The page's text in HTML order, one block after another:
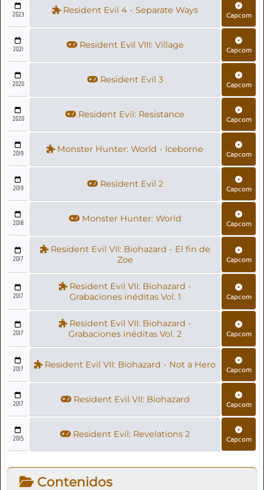
2023 Resident Evil 4 - Separate Ways Capcom
2021 Resident Evil VIII: Village Capcom
2020 Resident Evil 3 Capcom
2020 Resident Evil: Resistance Capcom
2019 Monster Hunter: World - Iceborne Capcom
2019 Resident Evil 2 Capcom
2018 Monster Hunter: World Capcom
2017
Resident Evil VII: Biohazard - El fin de
Zoe
Capcom
2017
Resident Evil VII: Biohazard -
Grabaciones inéditas Vol. 1
Capcom
2017
Resident Evil VII: Biohazard -
Grabaciones inéditas Vol. 2
Capcom
2017 Resident Evil VII: Biohazard - Not a Hero Capcom
2017 Resident Evil VII: Biohazard Capcom
2015 Resident Evil: Revelations 2 Capcom
Contenidos